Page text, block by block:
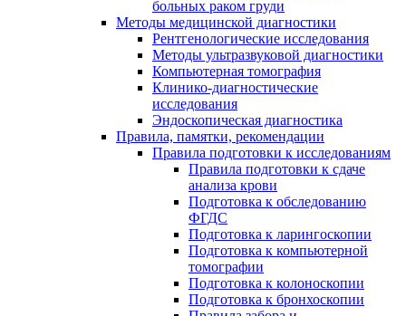
больных раком груди
Методы медицинской диагностики
Рентгенологические исследования
Методы ультразвуковой диагностики
Компьютерная томография
Клинико-диагностические
исследования
Эндоскопическая диагностика
Правила, памятки, рекомендации
Правила подготовки к исследованиям
Правила подготовки к сдаче
анализа крови
Подготовка к обследованию
ФГДС
Подготовка к ларингоскопии
Подготовка к компьютерной
томографии
Подготовка к колоноскопии
Подготовка к бронхоскопии